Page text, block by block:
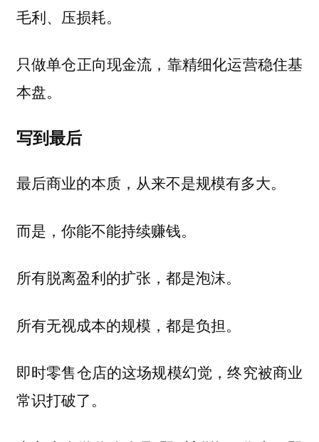
毛利、压损耗。
只做单仓正向现金流，靠精细化运营稳住基
本盘。
写到最后
最后商业的本质，从来不是规模有多大。
而是，你能不能持续赚钱。
所有脱离盈利的扩张，都是泡沫。
所有无视成本的规模，都是负担。
即时零售仓店的这场规模幻觉，终究被商业
常识打破了。